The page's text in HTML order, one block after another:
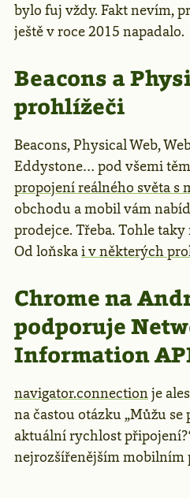
bylo fuj vždy. Fakt nevím,
ještě v roce 2015 napadalo.
Beacons a
prohlížeči
Beacons, Physical Web,
Eddystone… pod všemi
propojení reálného světa s
obchodu a mobil vám
prodejce. Třeba. Tohle taky
Od loňskai v některých
Chrome na
podporuje
Information
navigator.connectionje
na častou otázku „Můžu se
aktuální rychlost
nejrozšířenějším mobilním